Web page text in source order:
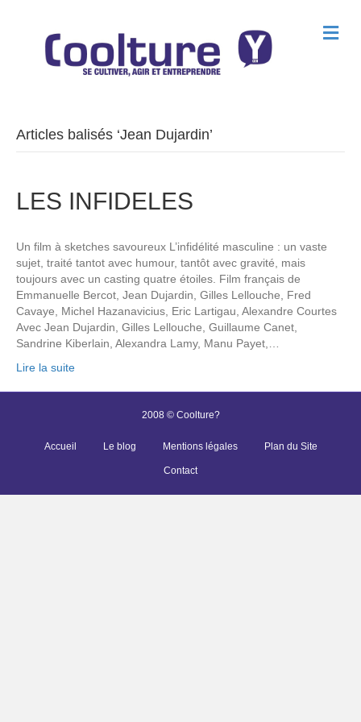
M
e
Articles balisés ‘Jean Dujardin’
LES INFIDELES
Un film à sketches savoureux L’infidélité masculine : un vaste
sujet, traité tantot avec humour, tantôt avec gravité, mais
toujours avec un casting quatre étoiles. Film français de
Emmanuelle Bercot, Jean Dujardin, Gilles Lellouche, Fred
Cavaye, Michel Hazanavicius, Eric Lartigau, Alexandre Courtes
Avec Jean Dujardin, Gilles Lellouche, Guillaume Canet,
Sandrine Kiberlain, Alexandra Lamy, Manu Payet,…
Lire la suite
2008 © Coolture?
Accueil Le blog Mentions légales Plan du Site
Contact